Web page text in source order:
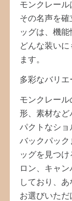
モンクレール
その名声を
ッグは、機能
どんな装いに
ます。
多彩なバリ
モンクレール
形、素材な
パクトなショ
バックパック
ッグを見つ
ロン、キャ
しており、
お選びいただ